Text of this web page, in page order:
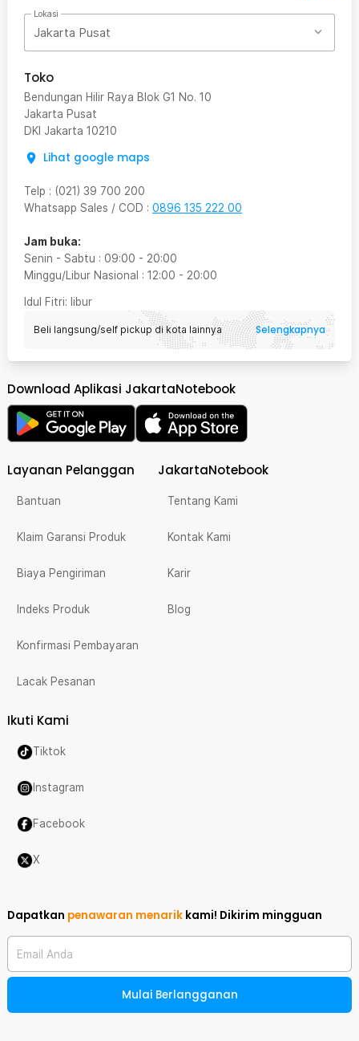
Lokasi
Jakarta Pusat
Toko
Bendungan Hilir Raya Blok G1 No. 10
Jakarta Pusat
DKI Jakarta 10210
Lihat google maps
Telp : (021) 39 700 200
Whatsapp Sales / COD : 0896 135 222 00
Jam buka:
Senin - Sabtu : 09:00 - 20:00
Minggu/Libur Nasional : 12:00 - 20:00
Idul Fitri: libur
Beli langsung/self pickup di kota lainnya Selengkapnya
Download Aplikasi JakartaNotebook
Layanan Pelanggan
Bantuan
Klaim Garansi Produk
Biaya Pengiriman
Indeks Produk
Konfirmasi Pembayaran
Lacak Pesanan
JakartaNotebook
Tentang Kami
Kontak Kami
Karir
Blog
Ikuti Kami
Tiktok
Instagram
Facebook
X
Dapatkan penawaran menarik kami! Dikirim mingguan
Email Anda
Mulai Berlangganan